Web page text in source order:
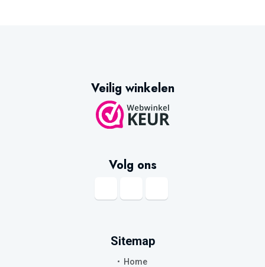
Veilig winkelen
Volg ons
Sitemap
Home